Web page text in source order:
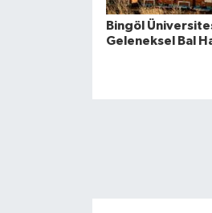
Bingöl
Geleneksel Bal